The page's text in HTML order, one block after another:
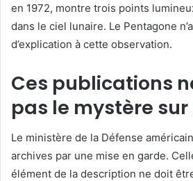
en 1972, montre trois points
dans le ciel lunaire. Le Pentagone
d’explication à cette observation.
Ces publications
pas le mystère sur
Le ministère de la Défense
archives par une mise en garde.
élément de la description ne doit